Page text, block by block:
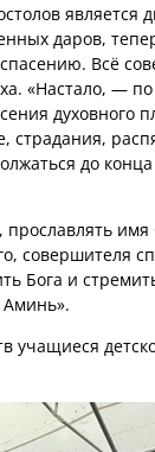
даров,
Всё
«Настало, —
духовного
страдания,
до
прославлять
совершителя
Бога и
Аминь».
учащиеся